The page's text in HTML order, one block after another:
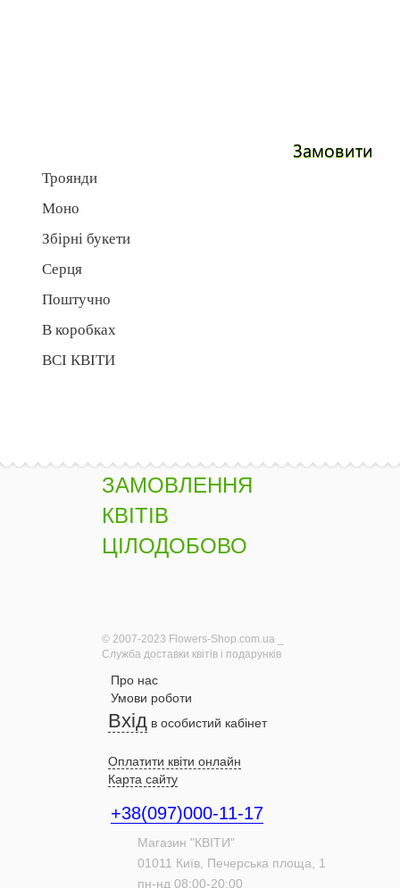
Замовити
Троянди
Моно
Збірні букети
Серця
Поштучно
В коробках
ВСІ КВІТИ
ЗАМОВЛЕННЯ
КВІТІВ
ЦІЛОДОБОВО
© 2007-2023 Flowers-Shop.com.ua _
Служба доставки квітів і подарунків
Про нас
Умови роботи
Вхід в особистий кабінет
Оплатити квіти онлайн
Карта сайту
+38(097)000-11-17
Магазин "КВІТИ"
01011 Київ, Печерська площа, 1
пн-нд 08:00-20:00